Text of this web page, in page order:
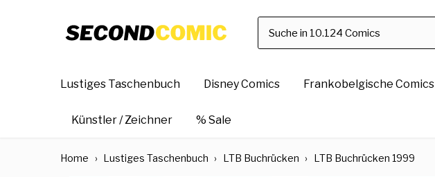
Lustiges Taschenbuch Disney Comics Frankobelgische Comics
Künstler / Zeichner % Sale
Home › Lustiges Taschenbuch › LTB Buchrücken › LTB Buchrücken 1999